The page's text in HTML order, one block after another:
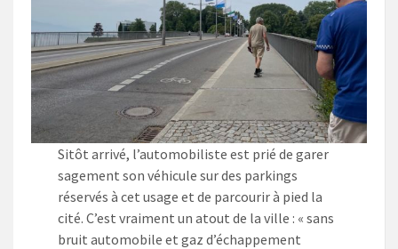
Sitôt arrivé, l’automobiliste est prié de garer
sagement son véhicule sur des parkings
réservés à cet usage et de parcourir à pied la
cité. C’est vraiment un atout de la ville : « sans
bruit automobile et gaz d’échappement